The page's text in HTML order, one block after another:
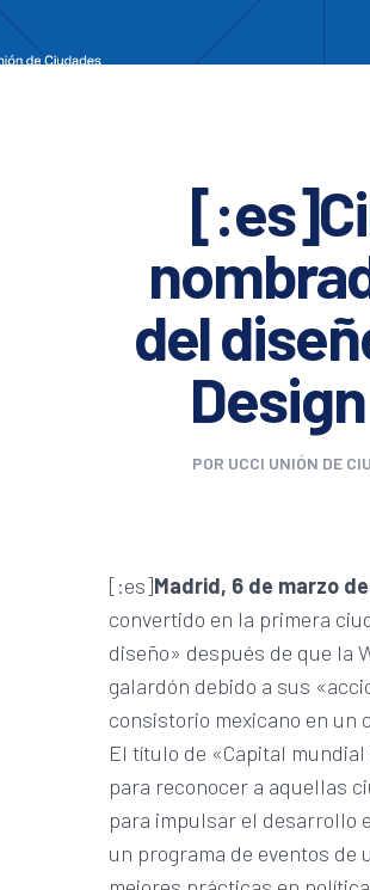
del
POR UCCI UNIÓN DE
[:es]Madrid, 6 de marzo
convertido en la primera
diseño» después de que la
galardón debido a sus
consistorio mexicano en un
El título de «Capital
para reconocer a aquellas
para impulsar el desarrollo
un programa de eventos de